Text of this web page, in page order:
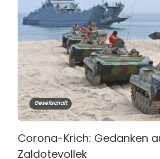
Gesellschaft
Corona-Krich: Gedanken
Zaldotevollek